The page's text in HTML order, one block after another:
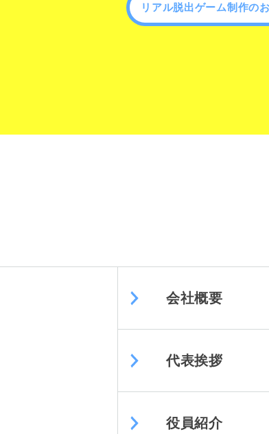
リアル脱出ゲーム制作の
会社概要
代表挨拶
役員紹介